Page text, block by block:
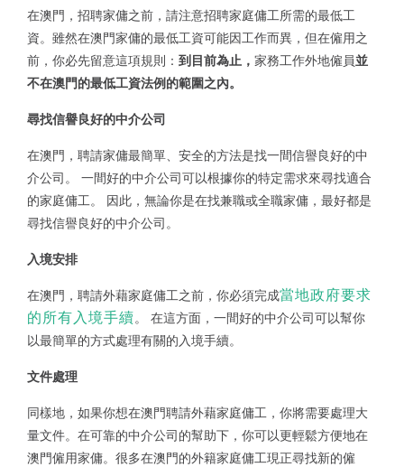
在澳門，招聘家傭之前，請注意招聘家庭傭工所需的最低工
資。雖然在澳門家傭的最低工資可能因工作而異，但在僱用之
前，你必先留意這項規則： 到 目前為止， 家務工作外地僱員並
不在澳門的最低工資法例的範圍之內。
尋找信譽良好的中介公司
在澳門，聘請家傭最簡單、安全的方法是找一間信譽良好的中
介公司。 一間好的中介公司可以根據你的特定需求來尋找適合
的家庭傭工。 因此，無論你是在找兼職或全職家傭，最好都是
尋找信譽良好的中介公司。
入境安排
在澳門，聘請外藉家庭傭工之前，你必須完成當地政府要求
的所有入境手續。 在這方面，一間好的中介公司可以幫你
以最簡單的方式處理有關的入境手續。
文件處理
同樣地，如果你想在澳門聘請外藉家庭傭工，你將需要處理大
量文件。在可靠的中介公司的幫助下，你可以更輕鬆方便地在
澳門僱用家傭。很多在澳門的外籍家庭傭工現正尋找新的僱